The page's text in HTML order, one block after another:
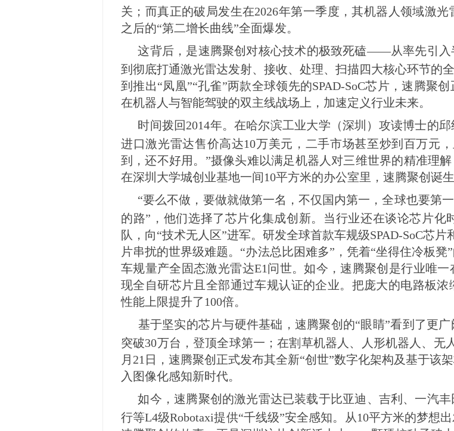
关；而真正的破局发生在2026年第一季度，其机器人领域激
之后的“第二增长曲线”全面爆发。
这背后，是速腾聚创对核心技术的极致死磕——从率先引入
到彻底打通激光雷达发射、接收、处理、扫描四大核心环节的
到推出“凤凰”“孔雀”两款全球领先的SPAD-SoC芯片，速腾聚
在机器人与智能驾驶的双主线战场上，加速定义行业未来。
时间拨回2014年。在哈尔滨工业大学（深圳）攻读博士的
进口激光雷达售价高达10万美元，二手市场甚至炒到百万元
到，还不好用。”摄像头难以满足机器人对三维世界的精准理
在深圳大学城创业基地一间10平方米的办公室里，速腾聚创诞生
“要么不做，要做就做第一名，不仅国内第一，全球也要第
的路”，他们选择了芯片化集成创新。当行业还在谈论芯片化
队，向“技术无人区”进军。研发全球首款车规级SPAD-SoC芯
片串扰的世界级难题。“办法总比困难多”，凭着“坐得住冷板
车规量产全固态激光雷达E1问世。如今，速腾聚创是行业唯
现全自研芯片且全部通过车规认证的企业。把庞大的电路板
性能上限提升了100倍。
基于坚实的芯片与硬件基础，速腾聚创的“眼睛”看到了更
突破30万台，登顶全球第一；在割草机器人、人形机器人、无
月21日，速腾聚创正式发布其全新“创世”数字化架构及基于该
入图像化感知新时代。
如今，速腾聚创的激光雷达已装载于比亚迪、吉利、一汽
行等L4级Robotaxi提供“千线级”安全感知。从10平方米的梦想